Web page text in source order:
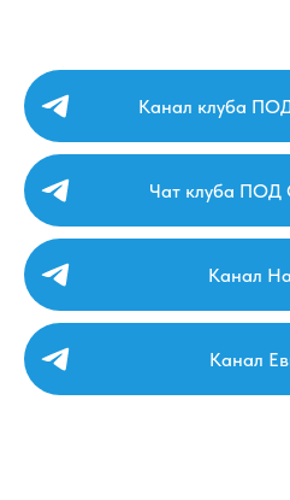
Канал клуба
Чат клуба
Канал
Канал